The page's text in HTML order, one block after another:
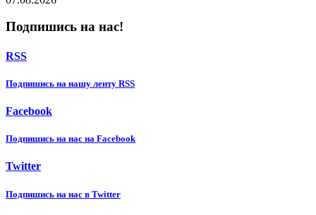
Подпишись на нас!
RSS
Подпишиcь на нашу ленту RSS
Facebook
Подпишиcь на нас на Facebook
Twitter
Подпишиcь на нас в Twitter